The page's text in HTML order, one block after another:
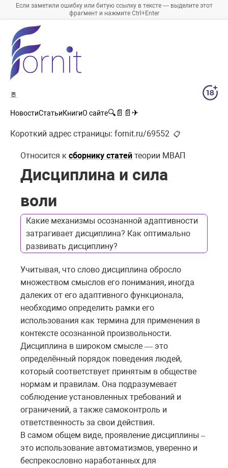
Если заметили ошибку или битую ссылку в тексте — выделите этот
фрагмент и нажмите Ctrl+Enter
🚪
НовостиСтатьиКнигиО сайте🔍 📄 📄 ✈
Короткий адрес страницы: fornit.ru/69552 📋
Относится к сборнику статей теории МВАП
Дисциплина и сила
воли
Какие механизмы осознанной адаптивности
затрагивает дисциплина? Как оптимально
развивать дисциплину?
Учитывая, что слово дисциплина обросло
множеством смыслов его понимания, иногда
далеких от его адаптивного функционала,
необходимо определить рамки его
использования как термина для применения в
контексте осознанной произвольности.
Дисциплина в широком смысле — это
определённый порядок поведения людей,
который соответствует принятым в обществе
нормам и правилам. Она подразумевает
соблюдение установленных требований и
ограничений, а также самоконтроль и
ответственность за свои действия.
В самом общем виде, проявление дисциплины –
это использование автоматизмов, уверенно и
беспрекословно наработанных для